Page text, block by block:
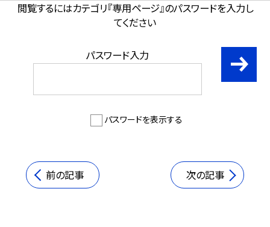
閲覧するにはカテゴリ『専用ページ』のパスワードを入力し
てください
パスワード入力
パスワードを表示する
前の記事 次の記事